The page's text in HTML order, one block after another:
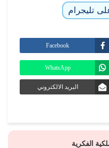
تليجرام
Facebook
WhatsApp
البريد الالكتروني
الفكرية